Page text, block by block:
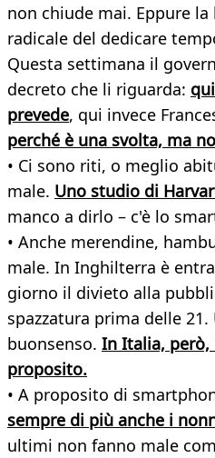
non chiude mai. Eppure
radicale del dedicare
Questa settimana il
decreto che li riguarda:
prevede, qui invece
perché è una svolta, ma
• Ci sono riti, o meglio
male. Uno studio di
manco a dirlo – c'è lo
• Anche merendine,
male. In Inghilterra è
giorno il divieto alla
spazzatura prima delle
buonsenso. In Italia,
proposito.
• A proposito di
sempre di più anche i
ultimi non fanno male